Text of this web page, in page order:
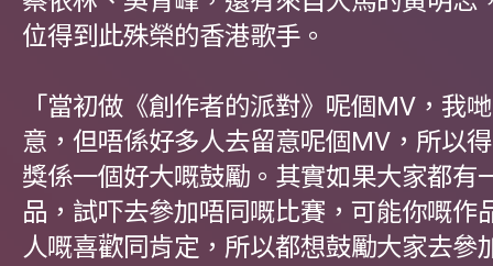
位得到此殊榮的香港歌手。
「當初做《創作者的派對》呢個MV，我
意，但唔係好多人去留意呢個MV，所以
獎係一個好大嘅鼓勵。其實如果大家都有
品，試吓去參加唔同嘅比賽，可能你嘅作
人嘅喜歡同肯定，所以都想鼓勵大家去參